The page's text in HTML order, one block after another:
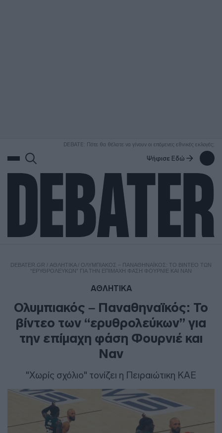
DEBATE: Πότε θα θέλατε να γίνουν οι επόμενες εθνικές εκλογές;
Ψήφισε Εδώ
DEBATER.GR / ΑΘΛΗΤΙΚΑ/ ΟΛΥΜΠΙΑΚΌΣ – ΠΑΝΑΘΗΝΑΪΚΌΣ: ΤΟ ΒΊΝΤΕΟ ΤΩΝ
“ΕΡΥΘΡΟΛΕΎΚΩΝ” ΓΙΑ ΤΗΝ ΕΠΊΜΑΧΗ ΦΆΣΗ ΦΟΥΡΝΙΈ ΚΑΙ ΝΑΝ
ΑΘΛΗΤΙΚΑ
Ολυμπιακός – Παναθηναϊκός: Το
βίντεο των “ερυθρολεύκων” για
την επίμαχη φάση Φουρνιέ και
Ναν
"Χωρίς σχόλιο" τονίζει η Πειραιώτικη ΚΑΕ